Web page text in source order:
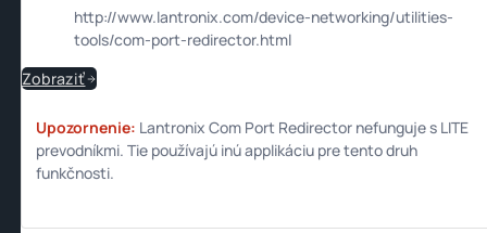
http://www.lantronix.com/device-networking/utilities-
tools/com-port-redirector.html
Zobraziť
Upozornenie: Lantronix Com Port Redirector nefunguje s LITE
prevodníkmi. Tie používajú inú applikáciu pre tento druh
funkčnosti.